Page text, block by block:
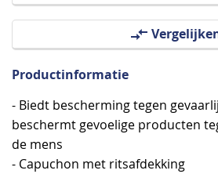
Productinformatie
- Biedt bescherming tegen
beschermt gevoelige producten
de mens
- Capuchon met ritsafdekking